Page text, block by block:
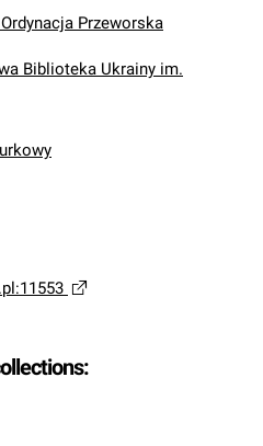
Przeworska
Biblioteka Ukrainy im.